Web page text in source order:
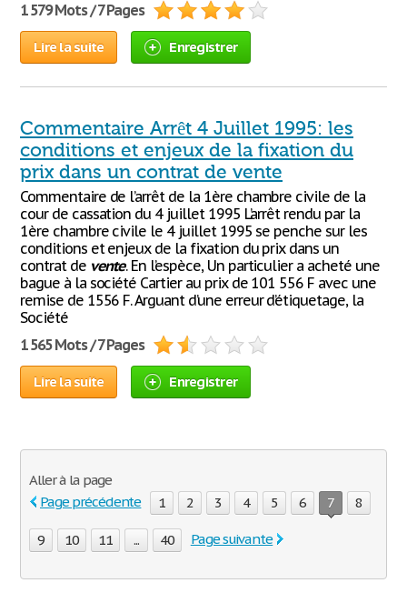
1 579 Mots / 7 Pages
Lire la suite Enregistrer
Commentaire Arrêt 4 Juillet 1995: les
conditions et enjeux de la fixation du
prix dans un contrat de vente
Commentaire de l’arrêt de la 1ère chambre civile de la
cour de cassation du 4 juillet 1995 L’arrêt rendu par la
1ère chambre civile le 4 juillet 1995 se penche sur les
conditions et enjeux de la fixation du prix dans un
contrat de vente. En l’espèce, Un particulier a acheté une
bague à la société Cartier au prix de 101 556 F avec une
remise de 1556 F. Arguant d’une erreur d’étiquetage, la
Société
1 565 Mots / 7 Pages
Lire la suite Enregistrer
Aller à la page
Page précédente
1 2 3 4 5 6 7 8
9 10 11 ... 40 Page suivante